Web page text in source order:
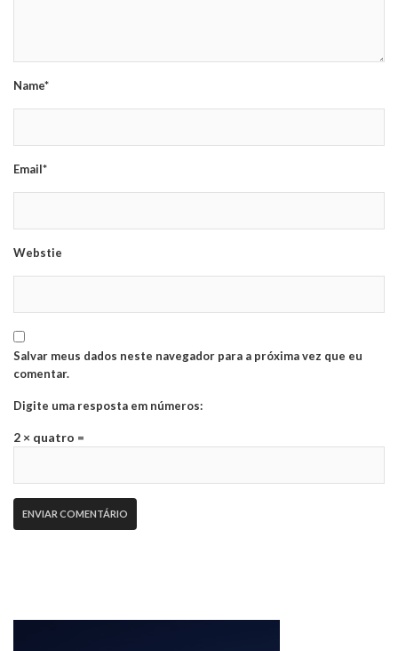
Name*
Email*
Webstie
Salvar meus dados neste navegador para a próxima vez que eu
comentar.
Digite uma resposta em números:
2 × quatro =